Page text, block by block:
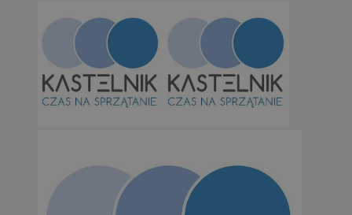
Niesklasyfikowane
Niezbędne pliki cookie umożliwiają korzystanie z podstawowych
takich jak logowanie użytkownika i zarządzanie kontem. Bez
można prawidłowo korzystać ze strony internetowej.